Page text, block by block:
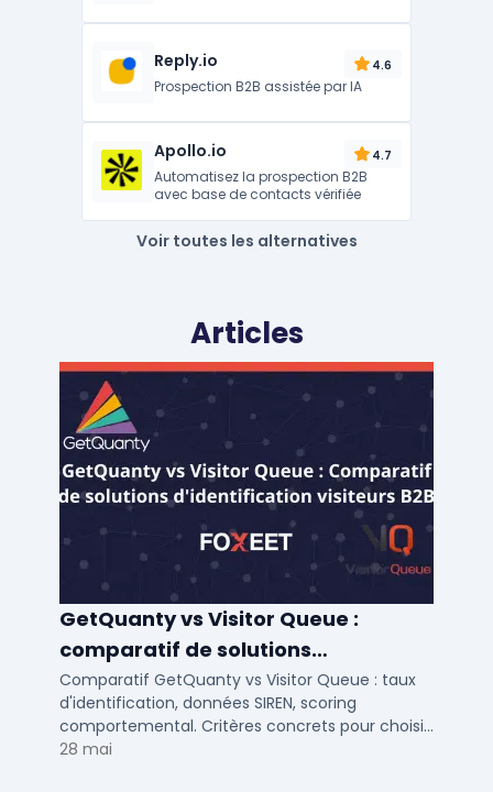
Reply.io 4.6
Prospection B2B assistée par IA
Apollo.io 4.7
Automatisez la prospection B2B
avec base de contacts vérifiée
Voir toutes les alternatives
Articles
GetQuanty vs Visitor Queue :
comparatif de solutions
d'identification visiteurs B2B
Comparatif GetQuanty vs Visitor Queue : taux
d'identification, données SIREN, scoring
comportemental. Critères concrets pour choisir
votre solution de lead generation B2B en PME et
28 mai